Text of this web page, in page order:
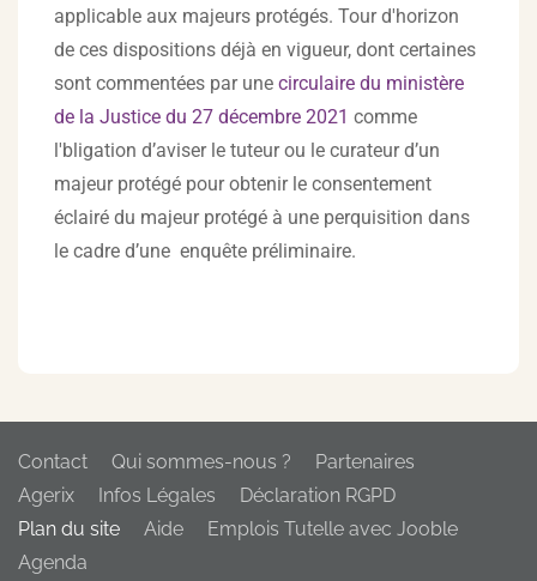
applicable aux majeurs protégés. Tour d'horizon
de ces dispositions déjà en vigueur, dont certaines
sont commentées par une circulaire du ministère
de la Justice du 27 décembre 2021 comme
l'bligation d’aviser le tuteur ou le curateur d’un
majeur protégé pour obtenir le consentement
éclairé du majeur protégé à une perquisition dans
le cadre d’une enquête préliminaire.
Contact Qui sommes-nous ?
Partenaires
Agerix
Infos Légales
Déclaration RGPD
Plan du site
Aide
Emplois Tutelle avec Jooble
Agenda